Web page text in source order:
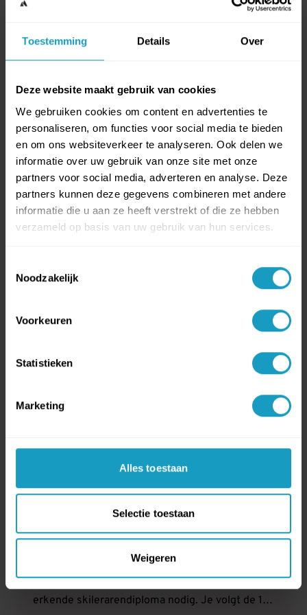
Toestemming Details Over
Deze website maakt gebruik van cookies
We gebruiken cookies om content en advertenties te
personaliseren, om functies voor social media te bieden
en om ons websiteverkeer te analyseren. Ook delen we
informatie over uw gebruik van onze site met onze
partners voor social media, adverteren en analyse. Deze
partners kunnen deze gegevens combineren met andere
informatie die u aan ze heeft verstrekt of die ze hebben
verzameld op basis van uw gebruik van hun services.
Noodzakelijk
Voorkeuren
Statistieken
Marketing
Alles toestaan
Selectie toestaan
Weigeren
OOSTENRIJK (1,5 WEEK)
Als je als snowboardleraar in Oostenrijk wilt
werken dan heb je om te beginnen het juiste in
Oostenrijk erkende snowboardlerarendiploma
nodig. Je volgt de 10-daagse Anwärter opleiding
in Oostenrijk. Je zult tijdens deze opleiding je
1 dec. - 11 dec. '26
SKILERAAR - OOSTENRIJK
(5 WEKEN)
Uitgebreid programma incl. Anwärter
opleiding
Als je als Skileraar in Oostenrijk wilt werken dan
heb je om te beginnen het juiste in Oostenrijk
erkende skilerarendiploma nodig. Je volgt de 11-